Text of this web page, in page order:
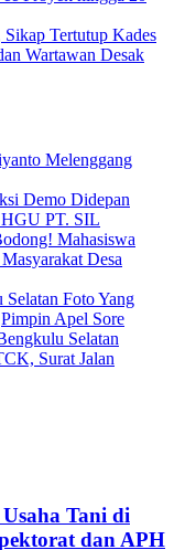
Tertutup Kades
Wartawan Desak
Melenggang
Demo Didepan
PT. SIL
Mahasiswa
Desa
Foto Yang
Pimpin Apel Sore
Selatan
Surat Jalan
Tani di
dan APH